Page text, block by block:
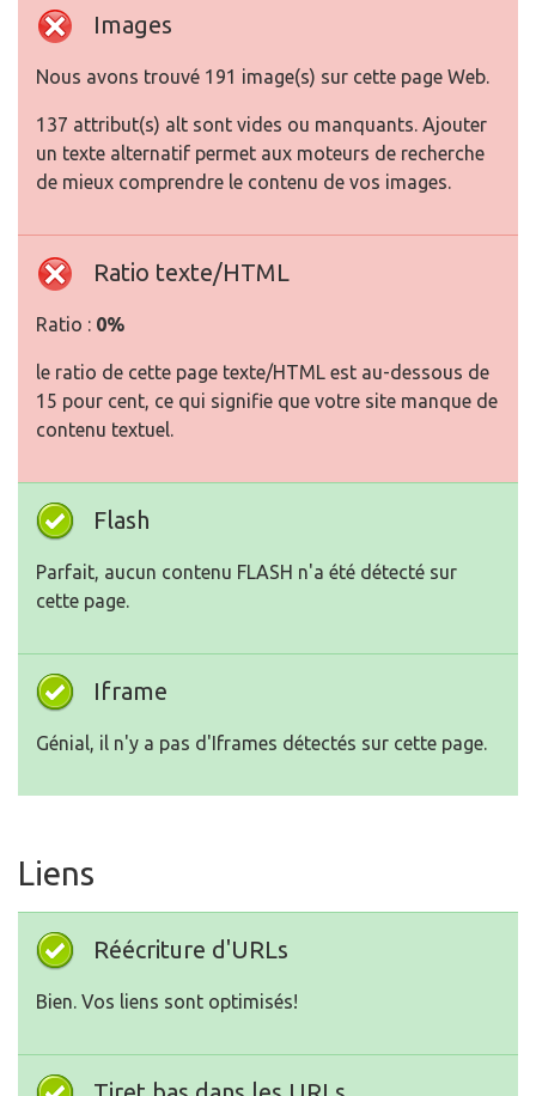
Images
Nous avons trouvé 191 image(s) sur cette page Web.
137 attribut(s) alt sont vides ou manquants. Ajouter
un texte alternatif permet aux moteurs de recherche
de mieux comprendre le contenu de vos images.
Ratio texte/HTML
Ratio : 0%
le ratio de cette page texte/HTML est au-dessous de
15 pour cent, ce qui signifie que votre site manque de
contenu textuel.
Flash
Parfait, aucun contenu FLASH n'a été détecté sur
cette page.
Iframe
Génial, il n'y a pas d'Iframes détectés sur cette page.
Liens
Réécriture d'URLs
Bien. Vos liens sont optimisés!